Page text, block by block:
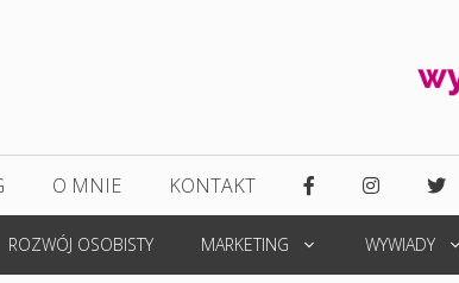
O MNIE KONTAKT
ROZWÓJ OSOBISTY MARKETING WYWIADY